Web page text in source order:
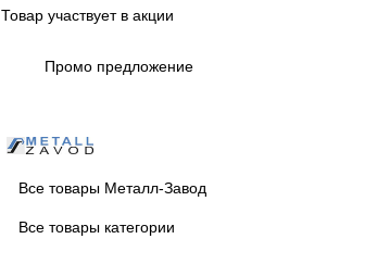
Товар участвует в акции
Промо предложение
Все товары Металл-Завод
Все товары категории